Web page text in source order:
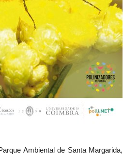
Ambiental de Santa Margarida,